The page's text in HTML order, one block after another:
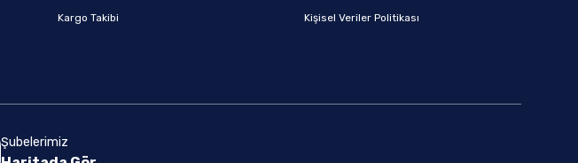
Kargo Takibi
Kişisel Veriler Politikası
Şubelerimiz